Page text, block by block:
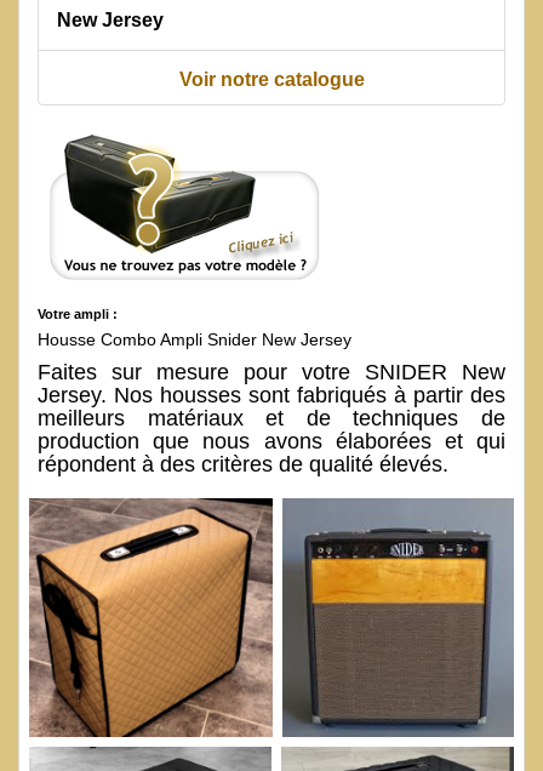
New Jersey
Voir notre catalogue
Votre ampli :
Housse Combo Ampli Snider New Jersey
Faites sur mesure pour votre SNIDER New
Jersey. Nos housses sont fabriqués à partir des
meilleurs matériaux et de techniques de
production que nous avons élaborées et qui
répondent à des critères de qualité élevés.